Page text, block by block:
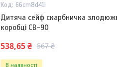
66cm8d41i
Дитяча сейф скарбничка
коробці CB-90
538,65 ₴ 567 ₴
В наявності